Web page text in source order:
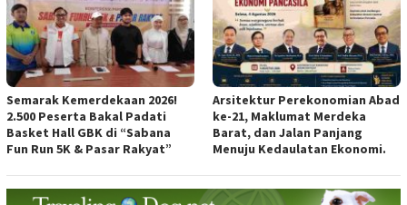
Semarak Kemerdekaan 2026!
2.500 Peserta Bakal Padati
Basket Hall GBK di “Sabana
Fun Run 5K & Pasar Rakyat”
Arsitektur Perekonomian Abad
ke-21, Maklumat Merdeka
Barat, dan Jalan Panjang
Menuju Kedaulatan Ekonomi.